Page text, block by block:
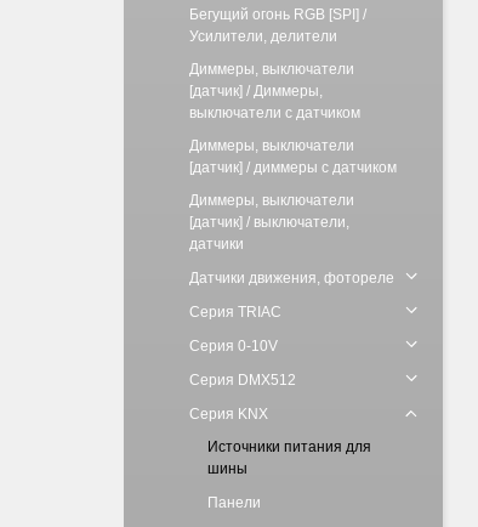
Бегущий огонь RGB [SPI] /
Усилители, делители
Диммеры, выключатели
[датчик] / Диммеры,
выключатели с датчиком
Диммеры, выключатели
[датчик] / диммеры с датчиком
Диммеры, выключатели
[датчик] / выключатели,
датчики
Датчики движения, фотореле
Серия TRIAC
Серия 0-10V
Серия DMX512
Серия KNX
Источники питания для
шины
Панели